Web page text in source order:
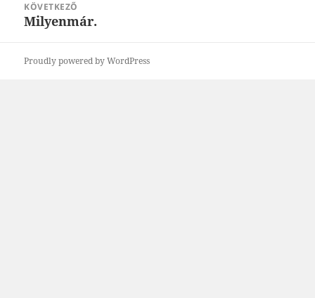
KÖVETKEZŐ
Következő
Milyenmár.
Proudly powered by WordPress